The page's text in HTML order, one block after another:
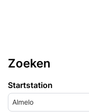
Zoeken
Startstation
Almelo